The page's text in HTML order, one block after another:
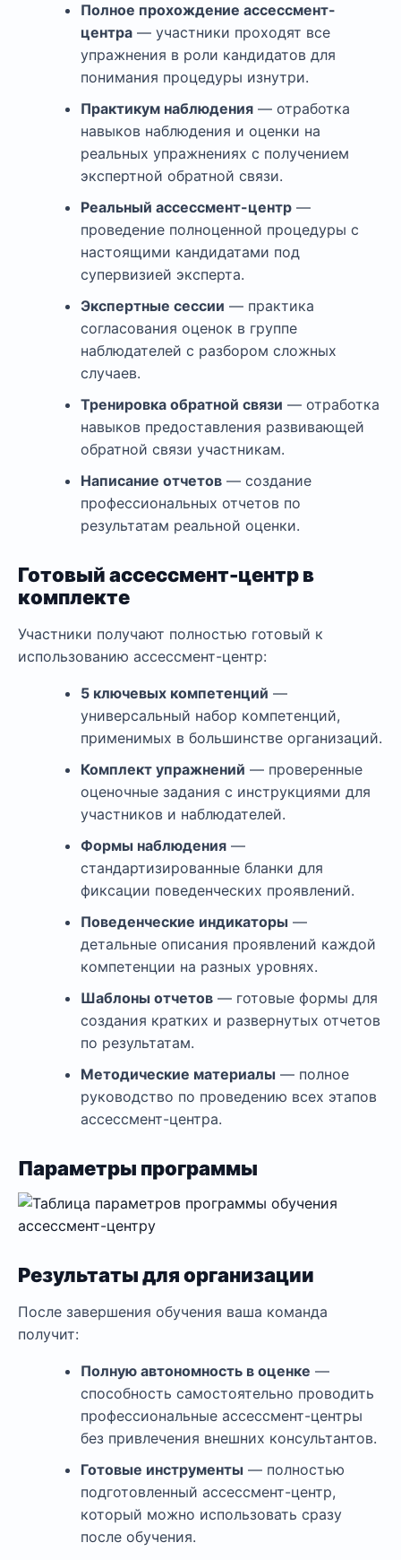
Полное прохождение ассессмент-
центра — участники проходят все
упражнения в роли кандидатов для
понимания процедуры изнутри.
Практикум наблюдения — отработка
навыков наблюдения и оценки на
реальных упражнениях с получением
экспертной обратной связи.
Реальный ассессмент-центр —
проведение полноценной процедуры с
настоящими кандидатами под
супервизией эксперта.
Экспертные сессии — практика
согласования оценок в группе
наблюдателей с разбором сложных
случаев.
Тренировка обратной связи — отработка
навыков предоставления развивающей
обратной связи участникам.
Написание отчетов — создание
профессиональных отчетов по
результатам реальной оценки.
Готовый ассессмент-центр в
комплекте
Участники получают полностью готовый к
использованию ассессмент-центр:
5 ключевых компетенций —
универсальный набор компетенций,
применимых в большинстве организаций.
Комплект упражнений — проверенные
оценочные задания с инструкциями для
участников и наблюдателей.
Формы наблюдения —
стандартизированные бланки для
фиксации поведенческих проявлений.
Поведенческие индикаторы —
детальные описания проявлений каждой
компетенции на разных уровнях.
Шаблоны отчетов — готовые формы для
создания кратких и развернутых отчетов
по результатам.
Методические материалы — полное
руководство по проведению всех этапов
ассессмент-центра.
Параметры программы
Результаты для организации
После завершения обучения ваша команда
получит:
Полную автономность в оценке —
способность самостоятельно проводить
профессиональные ассессмент-центры
без привлечения внешних консультантов.
Готовые инструменты — полностью
подготовленный ассессмент-центр,
который можно использовать сразу
после обучения.